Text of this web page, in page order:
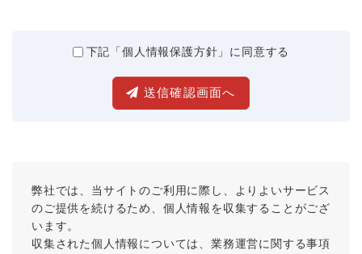
下記「個人情報保護方針」に同意する
送信確認画面へ
弊社では、当サイトのご利用に際し、よりよいサービス
のご提供を続けるため、個人情報を収集することがござ
います。
収集された個人情報については、業務運営に関する事項